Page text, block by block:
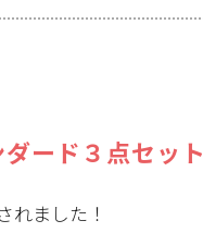
ード３点セット
れました！